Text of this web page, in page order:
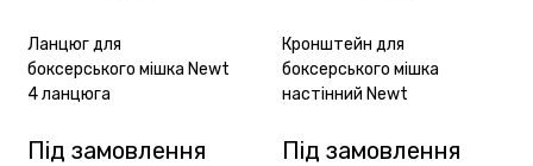
Ланцюг для
боксерського мішка Newt
4 ланцюга
Під замовлення
Кронштейн для
боксерського мішка
настінний Newt
Під замовлення